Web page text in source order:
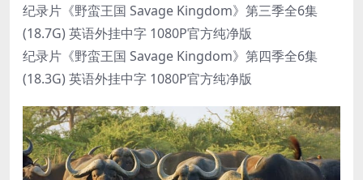
纪录片《野蛮王国 Savage Kingdom》第三季全6集
(18.7G) 英语外挂中字 1080P官方纯净版
纪录片《野蛮王国 Savage Kingdom》第四季全6集
(18.3G) 英语外挂中字 1080P官方纯净版